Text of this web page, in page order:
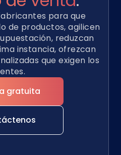
para que
de productos, agilicen
reduzcan
instancia, ofrezcan
que exigen los
gratuita